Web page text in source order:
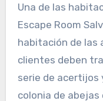
Una de las
Escape Room
habitación de las
clientes deben
serie de acertijos
colonia de abejas